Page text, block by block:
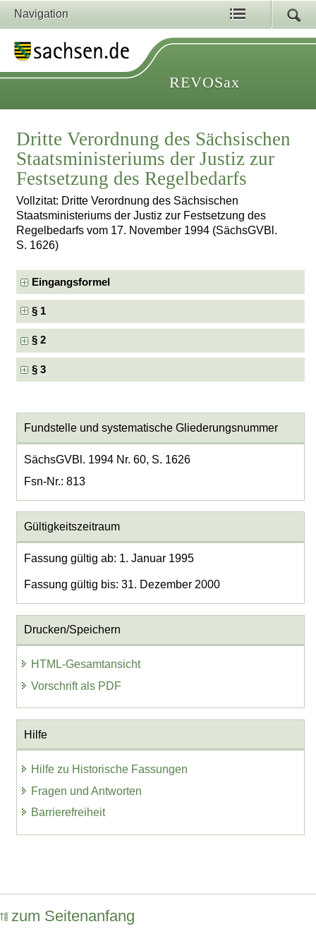
Navigation
REVOSax
Dritte Verordnung des Sächsischen
Staatsministeriums der Justiz zur
Festsetzung des Regelbedarfs
Vollzitat: Dritte Verordnung des Sächsischen
Staatsministeriums der Justiz zur Festsetzung des
Regelbedarfs vom 17. November 1994 (SächsGVBl.
S. 1626)
Eingangsformel
§ 1
§ 2
§ 3
Fundstelle und systematische Gliederungsnummer
SächsGVBl. 1994 Nr. 60, S. 1626
Fsn-Nr.: 813
Gültigkeitszeitraum
Fassung gültig ab: 1. Januar 1995
Fassung gültig bis: 31. Dezember 2000
Drucken/Speichern
HTML-Gesamtansicht
Vorschrift als PDF
Hilfe
Hilfe zu Historische Fassungen
Fragen und Antworten
Barrierefreiheit
zum Seitenanfang